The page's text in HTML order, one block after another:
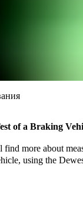
of a Braking
more about
using the